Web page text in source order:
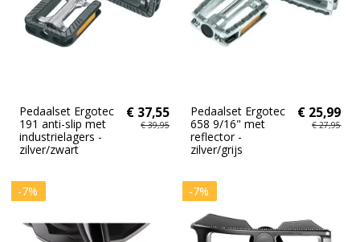
Pedaalset Ergotec
191 anti-slip met
industrielagers -
zilver/zwart
€ 37,55
€ 39,95
Pedaalset Ergotec
658 9/16" met
reflector -
zilver/grijs
€ 25,99
€ 27,95
-7% -7%